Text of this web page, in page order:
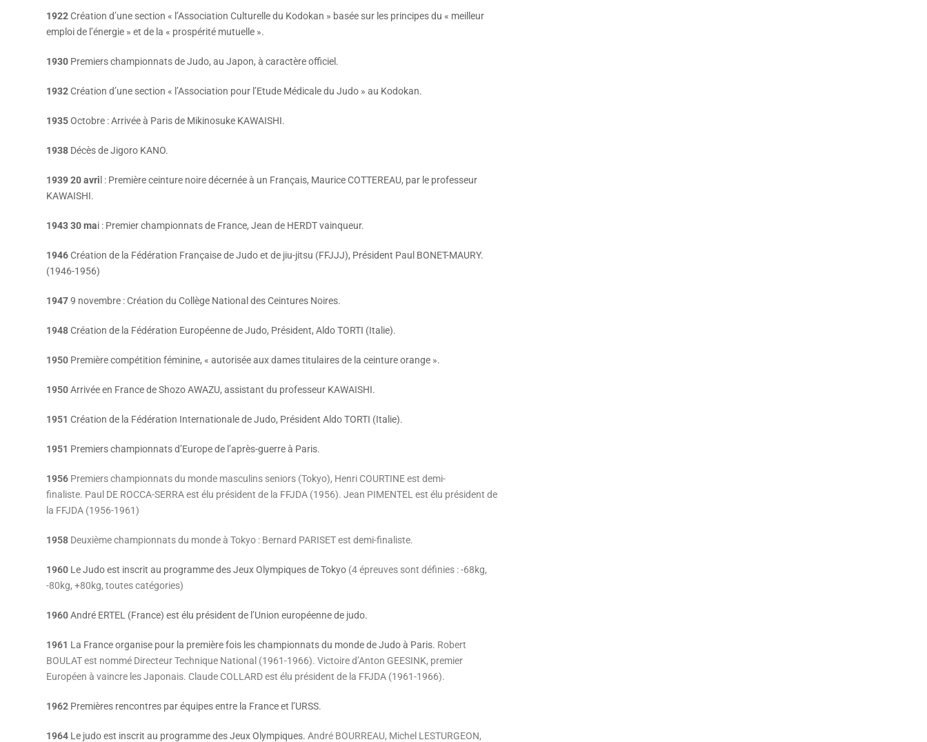
1922Création d’une section « l’Association Culturelle du Kodokan » basée sur les principes du « meilleur
emploi de l’énergie » et de la « prospérité mutuelle ».
1930 Premiers championnats de Judo, au Japon, à caractère officiel.
1932Création d’une section « l’Association pour l’Etude Médicale du Judo » au Kodokan.
1935Octobre : Arrivée à Paris de Mikinosuke KAWAISHI.
1938 Décès de Jigoro KANO.
1939 20 avri l : Première ceinture noire décernée à un Français, Maurice COTTEREAU, par le professeur
KAWAISHI.
1943 30 mai : Premier championnats de France, Jean de HERDT vainqueur.
1946Création de la Fédération Française de Judo et de jiu-jitsu (FFJJJ), Président Paul BONET-MAURY.
(1946-1956)
19479 novembre : Création du Collège National des Ceintures Noires.
1948Création de la Fédération Européenne de Judo, Président, Aldo TORTI (Italie).
1950 Première compétition féminine, « autorisée aux dames titulaires de la ceinture orange ».
1950Arrivée en France de Shozo AWAZU, assistant du professeur KAWAISHI.
1951 Création de la Fédération Internationale de Judo, Président Aldo TORTI (Italie).
1951 Premiers championnats d’Europe de l’après-guerre à Paris.
1956 Premiers championnats du monde masculins seniors (Tokyo), Henri COURTINE est demi-
finaliste. Paul DE ROCCA-SERRA est élu président de la FFJDA (1956). Jean PIMENTEL est élu président de
la FFJDA (1956-1961)
1958 Deuxième championnats du monde à Tokyo : Bernard PARISET est demi-finaliste.
1960 Le Judo est inscrit au programme des Jeux Olympiques de Tokyo (4 épreuves sont définies : -68kg,
-80kg, +80kg, toutes catégories)
1960André ERTEL (France) est élu président de l’Union européenne de judo.
1961 La France organise pour la première fois les championnats du monde de Judo à Paris. Robert
BOULAT est nommé Directeur Technique National (1961-1966). Victoire d’Anton GEESINK, premier
Européen à vaincre les Japonais. Claude COLLARD est élu président de la FFJDA (1961-1966).
1962 Premières rencontres par équipes entre la France et l’URSS.
1964 Le judo est inscrit au programme des Jeux Olympiques. André BOURREAU, Michel LESTURGEON,